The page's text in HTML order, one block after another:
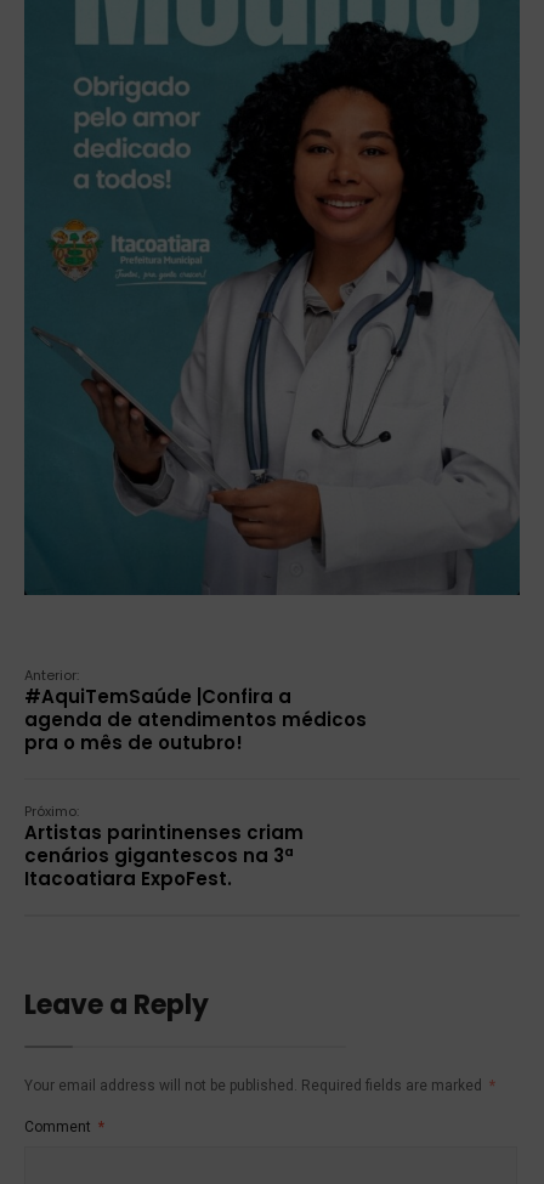
Anterior:
#AquiTemSaúde |Confira a
agenda de atendimentos médicos
pra o mês de outubro!
Próximo:
Artistas parintinenses criam
cenários gigantescos na 3ª
Itacoatiara ExpoFest.
Leave a Reply
Your email address will not be published. Required fields are marked *
Comment *